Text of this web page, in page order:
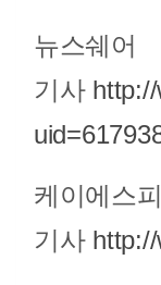
뉴스쉐어
기사
케이에스
기사